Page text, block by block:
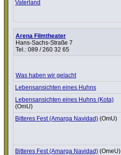
Vaterland
Arena Filmtheater
Hans-Sachs-Straße 7
Tel.: 089 / 260 32 65
Was haben wir gelacht
Lebens­an­sichten eines Huhns
Lebens­an­sichten eines Huhns (Kota)
(OmU)
Bitteres Fest (Amarga Navidad) (OmU)
Bitteres Fest (Amarga Navidad) (OmeU)